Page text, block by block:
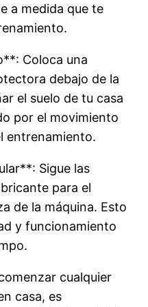
a medida que te
Coloca una
debajo de la
el suelo de tu casa
por el movimiento
entrenamiento.
Sigue las
para el
de la máquina. Esto
y funcionamiento
cualquier
casa, es